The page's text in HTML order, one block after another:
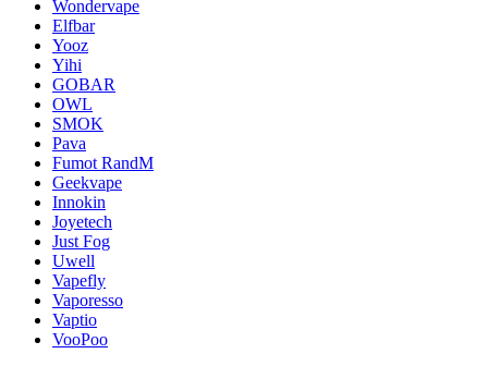
Wondervape
Elfbar
Yooz
Yihi
GOBAR
OWL
SMOK
Pava
Fumot RandM
Geekvape
Innokin
Joyetech
Just Fog
Uwell
Vapefly
Vaporesso
Vaptio
VooPoo